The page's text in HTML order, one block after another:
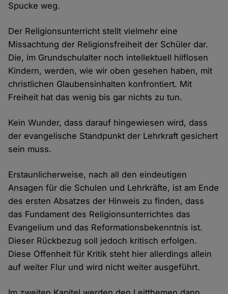
Spucke weg.
Der Religionsunterricht stellt vielmehr eine
Missachtung der Religionsfreiheit der Schüler dar.
Die, im Grundschulalter noch intellektuell hilflosen
Kindern, werden, wie wir oben gesehen haben, mit
christlichen Glaubensinhalten konfrontiert. Mit
Freiheit hat das wenig bis gar nichts zu tun.
Kein Wunder, dass darauf hingewiesen wird, dass
der evangelische Standpunkt der Lehrkraft gesichert
sein muss.
Erstaunlicherweise, nach all den eindeutigen
Ansagen für die Schulen und Lehrkräfte, ist am Ende
des ersten Absatzes der Hinweis zu finden, dass
das Fundament des Religionsunterrichtes das
Evangelium und das Reformationsbekenntnis ist.
Dieser Rückbezug soll jedoch kritisch erfolgen.
Diese Offenheit für Kritik steht hier allerdings allein
auf weiter Flur und wird nicht weiter ausgeführt.